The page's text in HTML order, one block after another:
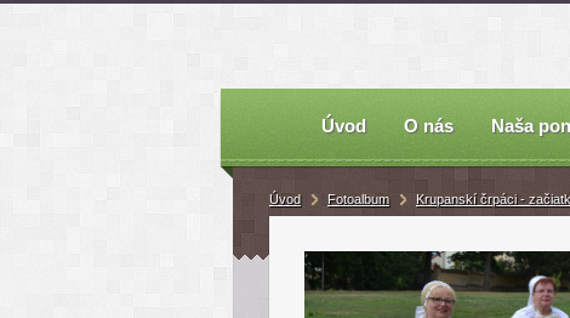
Úvod O nás Naša
Úvod Fotoalbum Krupanskí črpáci -